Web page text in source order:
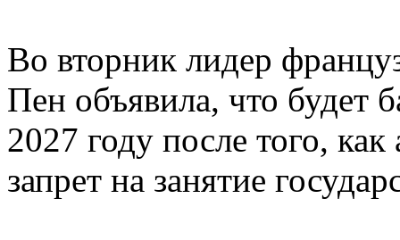
Во вторник лидер
Пен объявила, что будет
2027 году после того,
запрет на занятие